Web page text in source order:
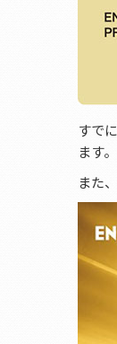
すで
ます。
また